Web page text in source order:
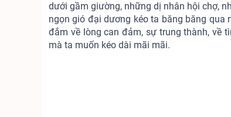
dưới gầm giường, những dị nhân hội chợ,
ngọn gió đại dương kéo ta băng băng qua
đắm về lòng can đảm, sự trung thành, về
mà ta muốn kéo dài mãi mãi.